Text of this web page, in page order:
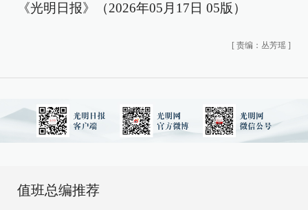
《光明日报》（2026年05月17日 05版）
[ 责编：丛芳瑶 ]
值班总编推荐